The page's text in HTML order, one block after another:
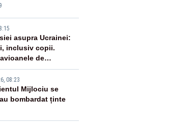
României
asupra Ucrainei:
inclusiv copii.
de
08:23
Mijlociu se
bombardat ținte